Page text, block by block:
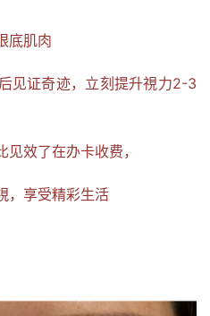
底肌肉
见证奇迹，立刻提升視力2-3
效了在办卡收费，
，享受精彩生活